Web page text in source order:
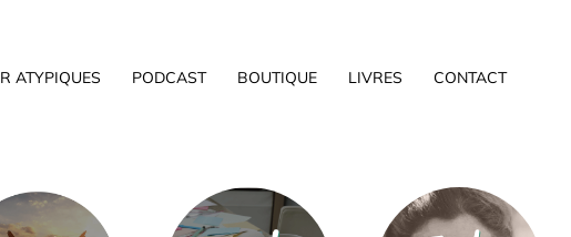
ATYPIQUES PODCAST BOUTIQUE LIVRES CONTACT